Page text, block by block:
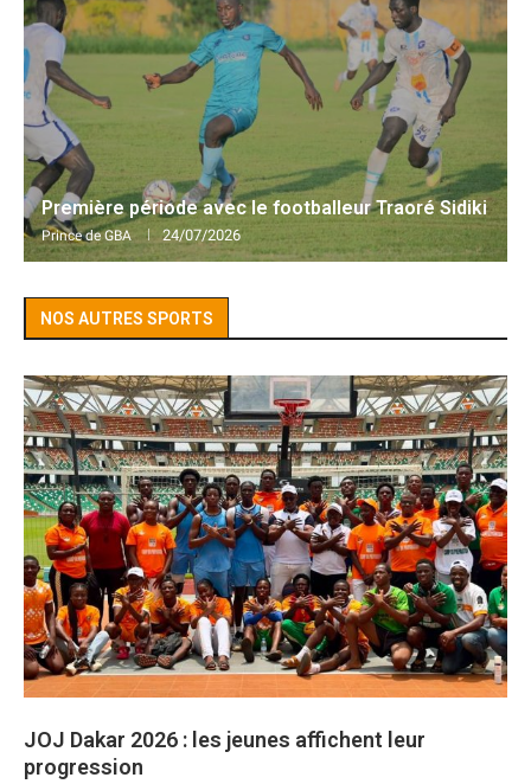
Première période avec le footballeur Traoré Sidiki
Prince de GBA 24/07/2026
NOS AUTRES SPORTS
JOJ Dakar 2026 : les jeunes affichent leur
progression